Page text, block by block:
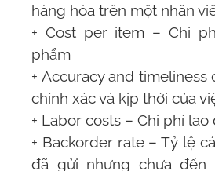
hàng hóa trên một nhân
+ Cost per item – Chi
phẩm
+ Accuracy and
chính xác và kịp thời của
+ Labor costs – Chi phí lao
+ Backorder rate – Tỷ lệ
đã gửi nhưng chưa đến